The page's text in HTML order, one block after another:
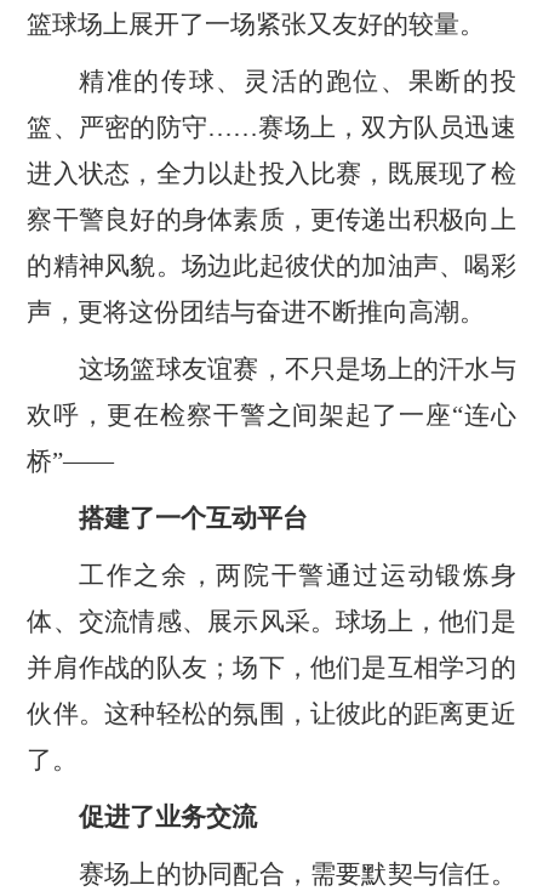
篮球场上展开了一场紧张又友好的较量。
精准的传球、灵活的跑位、果断的投
篮、严密的防守……赛场上，双方队员迅速
进入状态，全力以赴投入比赛，既展现了检
察干警良好的身体素质，更传递出积极向上
的精神风貌。场边此起彼伏的加油声、喝彩
声，更将这份团结与奋进不断推向高潮。
这场篮球友谊赛，不只是场上的汗水与
欢呼，更在检察干警之间架起了一座“连心
桥”——
搭建了一个互动平台
工作之余，两院干警通过运动锻炼身
体、交流情感、展示风采。球场上，他们是
并肩作战的队友；场下，他们是互相学习的
伙伴。这种轻松的氛围，让彼此的距离更近
了。
促进了业务交流
赛场上的协同配合，需要默契与信任。